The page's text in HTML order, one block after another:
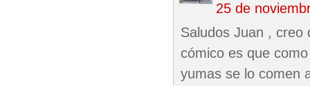
25 de
Saludos Juan , creo
cómico es que
yumas se lo comen